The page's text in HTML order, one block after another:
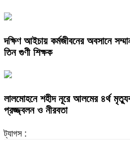
দক্ষিণ আইচায় কর্মজীবনের অবসানে
তিন গুণী শিক্ষক
লালমোহনে শহীদ নূরে আলমের ৪র্থ
প্রজ্জ্বলন ও নীরবতা
ট্যাগস :